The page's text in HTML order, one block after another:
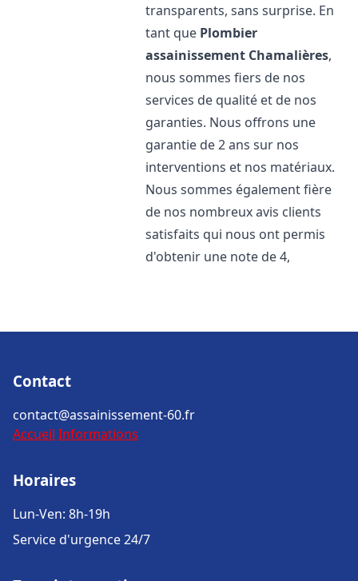
transparents, sans surprise. En
tant que Plombier
assainissement Chamalières,
nous sommes fiers de nos
services de qualité et de nos
garanties. Nous offrons une
garantie de 2 ans sur nos
interventions et nos matériaux.
Nous sommes également fière
de nos nombreux avis clients
satisfaits qui nous ont permis
d'obtenir une note de 4,
Contact
contact@assainissement-60.fr
Accueil Informations
Horaires
Lun-Ven: 8h-19h
Service d'urgence 24/7